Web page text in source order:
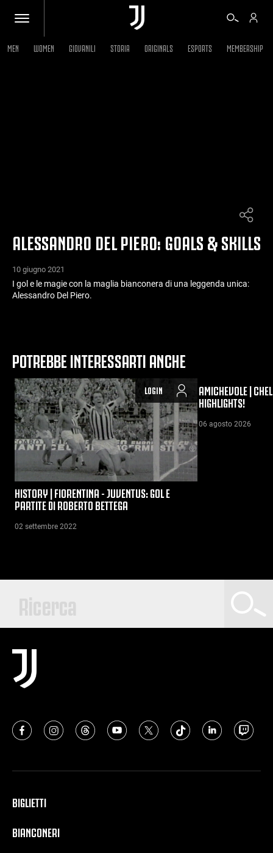
ALTRO
MEN WOMEN GIOVANILI STORIA ORIGINALS ESPORTS MEMBERSHIP
ALESSANDRO DEL PIERO: GOALS & SKILLS
10 giugno 2021
I gol e le magie con la maglia bianconera di una leggenda unica:
Alessandro Del Piero.
POTREBBE INTERESSARTI ANCHE
LOGIN
HISTORY | FIORENTINA - JUVENTUS: GOL E
PARTITE DI ROBERTO BETTEGA
02 settembre 2022
AMICHEVOLE |
HIGHLIGHTS!
06 agosto 2026
BIGLIETTI
BIANCONERI